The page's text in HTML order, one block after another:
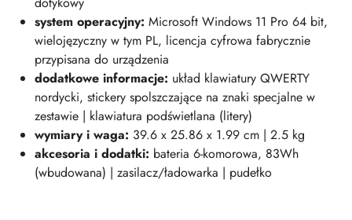
system operacyjny: Microsoft Windows 11 Pro 64 bit,
wielojęzyczny w tym PL, licencja cyfrowa fabrycznie
przypisana do urządzenia
dodatkowe informacje: układ klawiatury QWERTY
nordycki, stickery spolszczające na znaki specjalne w
zestawie | klawiatura podświetlana (litery)
wymiary i waga: 39.6 x 25.86 x 1.99 cm | 2.5 kg
akcesoria i dodatki: bateria 6-komorowa, 83Wh
(wbudowana) | zasilacz/ładowarka | pudełko